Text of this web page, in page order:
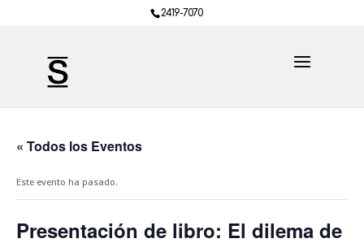
2419-7070
« Todos los Eventos
Este evento ha pasado.
Presentación de libro: El dilema de